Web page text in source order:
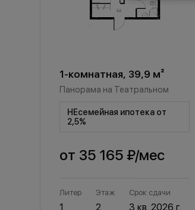
1-комнатная, 39,9 м²
Панорама на Театральном
НЕсемейная ипотека от
2,5%
от 35 165 ₽/мес
Литер
1
Этаж
2
Срок сдачи
3 кв. 2026 г.